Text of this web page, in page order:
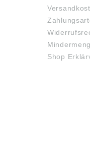
Shop